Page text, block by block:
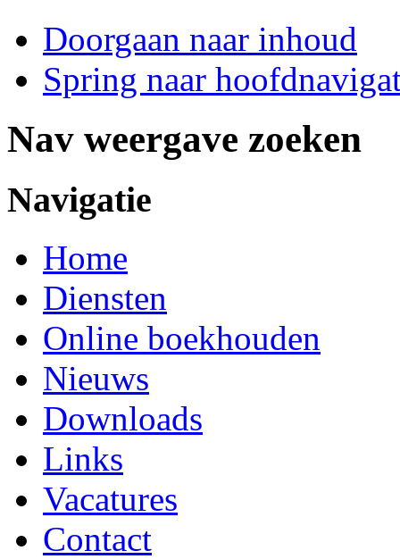
Doorgaan naar inhoud
Spring naar
Nav weergave zoeken
Navigatie
Home
Diensten
Online boekhouden
Nieuws
Downloads
Links
Vacatures
Contact